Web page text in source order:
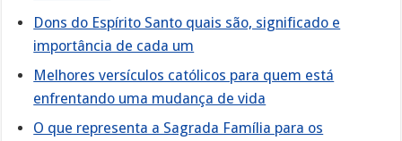
Dons do Espírito Santo quais são, significado e
importância de cada um
Melhores versículos católicos para quem está
enfrentando uma mudança de vida
O que representa a Sagrada Família para os